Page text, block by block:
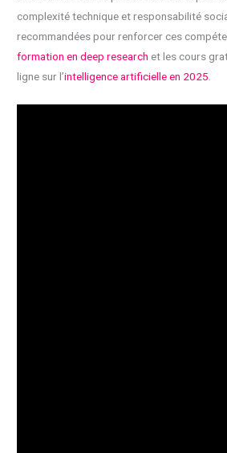
complexité technique et responsabilité
recommandées pour renforcer ces
formation en deep research et les cours
ligne sur l’intelligence artificielle en 2025.